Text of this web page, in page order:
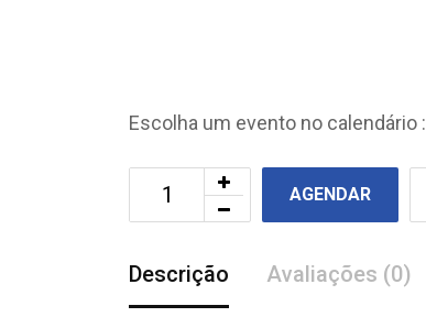
Escolha um evento no calendário :
AGENDAR
Descrição Avaliações (0)